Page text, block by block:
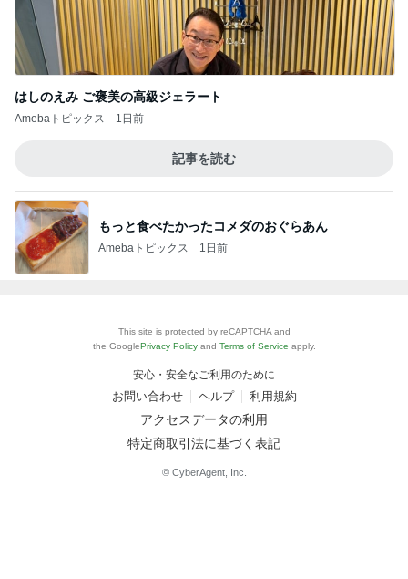
はしのえみ ご褒美の高級ジェラート
Amebaトピックス 1日前
記事を読む
もっと食べたかったコメダのおぐらあん
Amebaトピックス 1日前
This site is protected by reCAPTCHA and
the GooglePrivacy Policy and Terms of Service apply.
安心・安全なご利用のために
お問い合わせ ヘルプ 利用規約
アクセスデータの利用
特定商取引法に基づく表記
© CyberAgent, Inc.